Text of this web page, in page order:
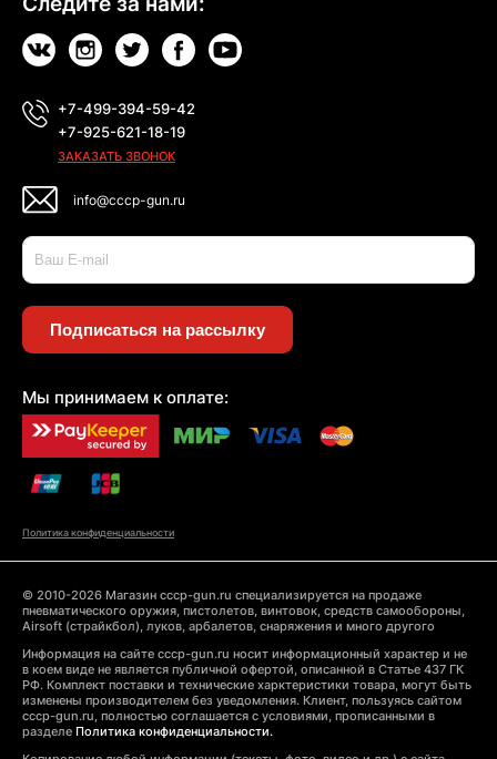
+7-499-394-59-42
+7-925-621-18-19
ЗАКАЗАТЬ ЗВОНОК
info@cccp-gun.ru
Подписаться на рассылку
Мы принимаем к оплате:
Политика конфиденциальности
© 2010-2026 Магазин cccp-gun.ru специализируется на продаже
пневматического оружия, пистолетов, винтовок, средств самообороны,
Airsoft (страйкбол), луков, арбалетов, снаряжения и много другого
Информация на сайте cccp-gun.ru носит информационный характер и не
в коем виде не является публичной офертой, описанной в Статье 437 ГК
РФ. Комплект поставки и технические харктеристики товара, могут быть
изменены производителем без уведомления. Клиент, пользуясь сайтом
cccp-gun.ru, полностью соглашается с условиями, прописанными в
разделе Политика конфиденциальности.